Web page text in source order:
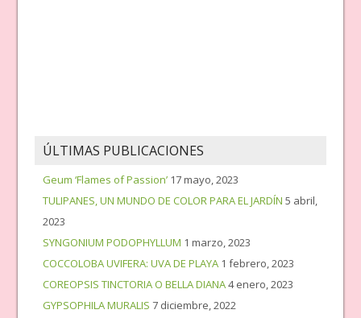
ÚLTIMAS PUBLICACIONES
Geum ‘Flames of Passion’ 17 mayo, 2023
TULIPANES, UN MUNDO DE COLOR PARA EL JARDÍN 5 abril,
2023
SYNGONIUM PODOPHYLLUM 1 marzo, 2023
COCCOLOBA UVIFERA: UVA DE PLAYA 1 febrero, 2023
COREOPSIS TINCTORIA O BELLA DIANA4 enero, 2023
GYPSOPHILA MURALIS 7 diciembre, 2022